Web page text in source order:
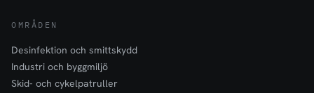
OMRÅDEN
Desinfektion och smittskydd
Industri och byggmiljö
Skid- och cykelpatruller